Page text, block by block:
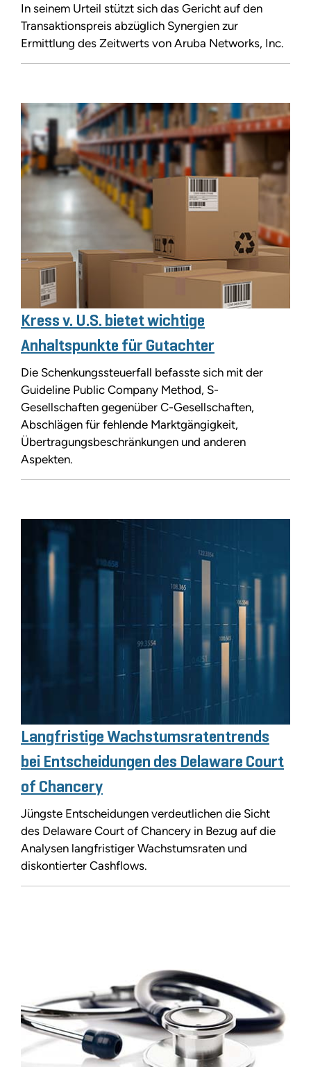
In seinem Urteil stützt sich das Gericht auf den
Transaktionspreis abzüglich Synergien zur
Ermittlung des Zeitwerts von Aruba Networks, Inc.
Kress v. U.S. bietet wichtige
Anhaltspunkte für Gutachter
Die Schenkungssteuerfall befasste sich mit der
Guideline Public Company Method, S-
Gesellschaften gegenüber C-Gesellschaften,
Abschlägen für fehlende Marktgängigkeit,
Übertragungsbeschränkungen und anderen
Aspekten.
Langfristige Wachstumsratentrends
bei Entscheidungen des Delaware Court
of Chancery
Jüngste Entscheidungen verdeutlichen die Sicht
des Delaware Court of Chancery in Bezug auf die
Analysen langfristiger Wachstumsraten und
diskontierter Cashflows.